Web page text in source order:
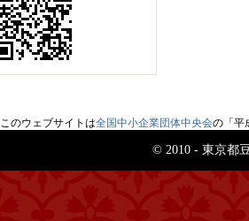
このウェブサイトは全国中小企業団体中央会の「平
© 2010 - 東京都